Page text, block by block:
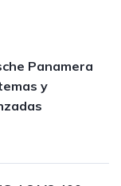
Panamera
y